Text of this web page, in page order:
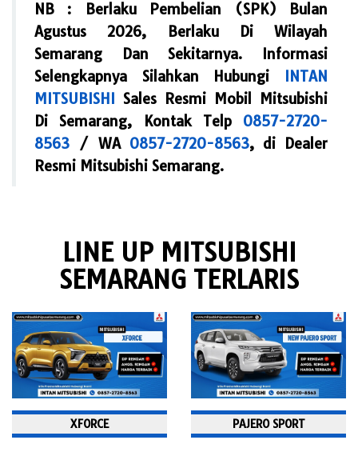
NB : Berlaku Pembelian (SPK) Bulan
Agustus 2026, Berlaku Di Wilayah
Semarang Dan Sekitarnya. Informasi
Selengkapnya Silahkan Hubungi INTAN
MITSUBISHI Sales Resmi Mobil Mitsubishi
Di Semarang, Kontak Telp 0857-2720-
8563 / WA 0857-2720-8563, di Dealer
Resmi Mitsubishi Semarang.
LINE UP MITSUBISHI
SEMARANG TERLARIS
XFORCE PAJERO SPORT